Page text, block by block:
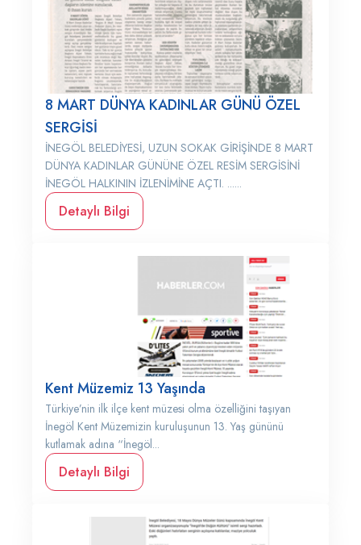
8 MART DÜNYA KADINLAR GÜNÜ ÖZEL
SERGİSİ
İNEGÖL BELEDİYESİ, UZUN SOKAK GİRİŞİNDE 8 MART
DÜNYA KADINLAR GÜNÜNE ÖZEL RESİM SERGİSİNİ
İNEGÖL HALKININ İZLENİMİNE AÇTI. ......
Detaylı Bilgi
Kent Müzemiz 13 Yaşında
Türkiye’nin ilk ilçe kent müzesi olma özelliğini taşıyan
İnegöl Kent Müzemizin kuruluşunun 13. Yaş gününü
kutlamak adına “İnegöl...
Detaylı Bilgi